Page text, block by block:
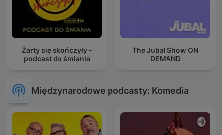
Żarty się skończyły -
podcast do śmiania
The Jubal Show ON
DEMAND
Międzynarodowe podcasty: Komedia